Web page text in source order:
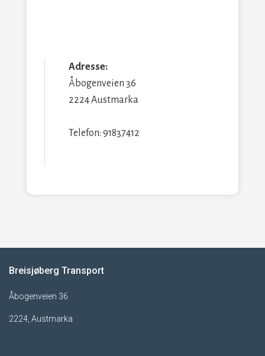
Adresse:
Åbogenveien 36
2224 Austmarka
Telefon: 91837412
Breisjøberg Transport
Åbogenveien 36
2224, Austmarka